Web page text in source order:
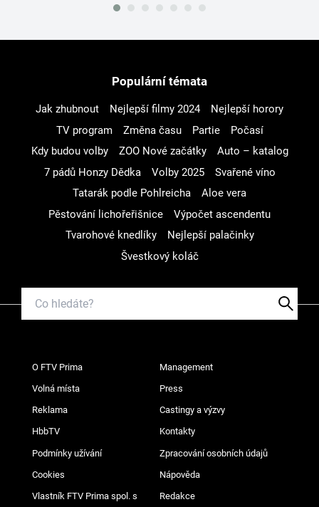
Populární témata
Jak zhubnout Nejlepší filmy 2024
Nejlepší horory
TV program
Změna času Partie
Počasí
Kdy budou volby
ZOO Nové začátky
Auto – katalog
7 pádů Honzy Dědka
Volby 2025
Svařené víno
Tatarák podle Pohlreicha
Aloe vera
Pěstování lichořeřišnice
Výpočet ascendentu
Tvarohové knedlíky
Nejlepší palačinky
Švestkový koláč
O FTV Prima Management
Volná místa Press
Reklama Castingy a výzvy
HbbTV Kontakty
Podmínky užívání Zpracování osobních údajů
Cookies Nápověda
Vlastník FTV Prima spol. s
Redakce